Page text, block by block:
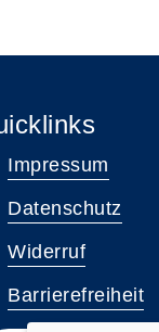
Impressum
Datenschutz
Widerruf
Barrierefreiheit